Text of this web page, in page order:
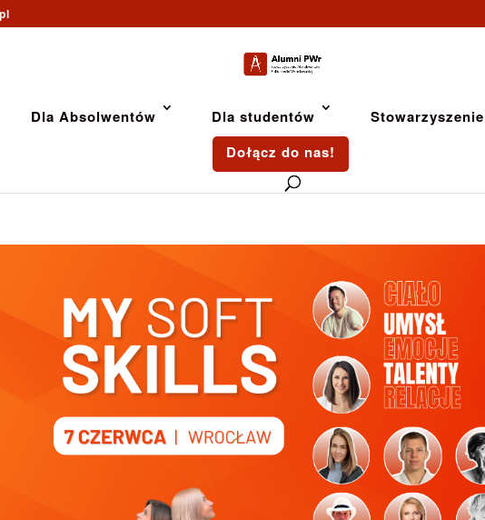
Dla Absolwentów Dla studentów
Stowarzyszenie
Dołącz do nas!